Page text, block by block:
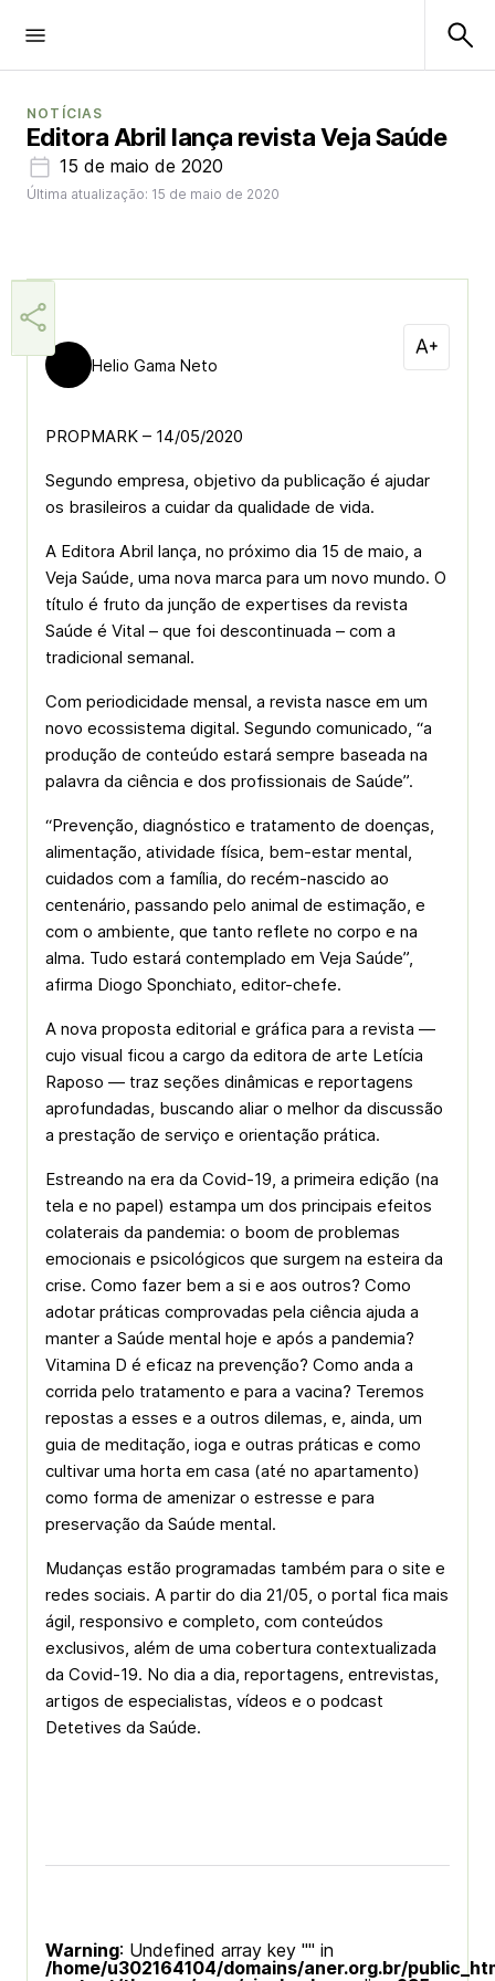
NOTÍCIAS
Editora Abril lança revista Veja Saúde
15 de maio de 2020
Última atualização: 15 de maio de 2020
Helio Gama Neto
PROPMARK – 14/05/2020
Segundo empresa, objetivo da publicação é ajudar
os brasileiros a cuidar da qualidade de vida.
A Editora Abril lança, no próximo dia 15 de maio, a
Veja Saúde, uma nova marca para um novo mundo. O
título é fruto da junção de expertises da revista
Saúde é Vital – que foi descontinuada – com a
tradicional semanal.
Com periodicidade mensal, a revista nasce em um
novo ecossistema digital. Segundo comunicado, “a
produção de conteúdo estará sempre baseada na
palavra da ciência e dos profissionais de Saúde”.
“Prevenção, diagnóstico e tratamento de doenças,
alimentação, atividade física, bem-estar mental,
cuidados com a família, do recém-nascido ao
centenário, passando pelo animal de estimação, e
com o ambiente, que tanto reflete no corpo e na
alma. Tudo estará contemplado em Veja Saúde”,
afirma Diogo Sponchiato, editor-chefe.
A nova proposta editorial e gráfica para a revista —
cujo visual ficou a cargo da editora de arte Letícia
Raposo — traz seções dinâmicas e reportagens
aprofundadas, buscando aliar o melhor da discussão
a prestação de serviço e orientação prática.
Estreando na era da Covid-19, a primeira edição (na
tela e no papel) estampa um dos principais efeitos
colaterais da pandemia: o boom de problemas
emocionais e psicológicos que surgem na esteira da
crise. Como fazer bem a si e aos outros? Como
adotar práticas comprovadas pela ciência ajuda a
manter a Saúde mental hoje e após a pandemia?
Vitamina D é eficaz na prevenção? Como anda a
corrida pelo tratamento e para a vacina? Teremos
repostas a esses e a outros dilemas, e, ainda, um
guia de meditação, ioga e outras práticas e como
cultivar uma horta em casa (até no apartamento)
como forma de amenizar o estresse e para
preservação da Saúde mental.
Mudanças estão programadas também para o site e
redes sociais. A partir do dia 21/05, o portal fica mais
ágil, responsivo e completo, com conteúdos
exclusivos, além de uma cobertura contextualizada
da Covid-19. No dia a dia, reportagens, entrevistas,
artigos de especialistas, vídeos e o podcast
Detetives da Saúde.
Warning: Undefined array key "" in
/home/u302164104/domains/aner.org.br/